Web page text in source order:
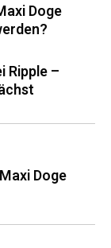
Doge
Ripple –
Doge